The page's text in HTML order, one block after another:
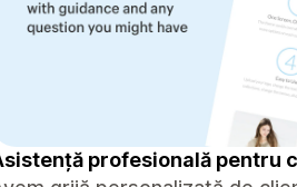
profesională pentru